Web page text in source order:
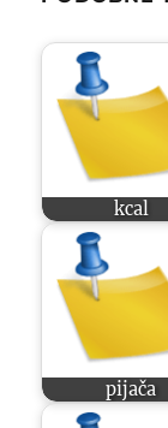
kcal
pijača